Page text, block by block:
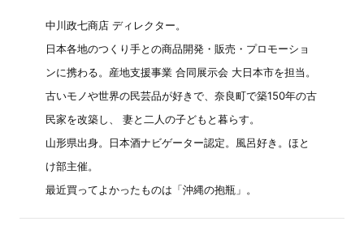
中川政七商店 ディレクター。
日本各地のつくり手との商品開発・販売・プロモーショ
ンに携わる。産地支援事業 合同展示会 大日本市を担当。
古いモノや世界の民芸品が好きで、奈良町で築150年の古
民家を改築し、 妻と二人の子どもと暮らす。
山形県出身。日本酒ナビゲーター認定。風呂好き。ほと
け部主催。
最近買ってよかったものは「沖縄の抱瓶」。